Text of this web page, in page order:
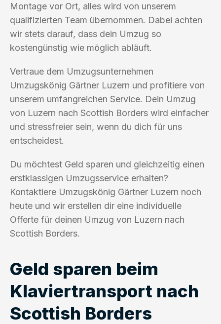
Montage vor Ort, alles wird von unserem
qualifizierten Team übernommen. Dabei achten
wir stets darauf, dass dein Umzug so
kostengünstig wie möglich abläuft.
Vertraue dem Umzugsunternehmen
Umzugskönig Gärtner Luzern und profitiere von
unserem umfangreichen Service. Dein Umzug
von Luzern nach Scottish Borders wird einfacher
und stressfreier sein, wenn du dich für uns
entscheidest.
Du möchtest Geld sparen und gleichzeitig einen
erstklassigen Umzugsservice erhalten?
Kontaktiere Umzugskönig Gärtner Luzern noch
heute und wir erstellen dir eine individuelle
Offerte für deinen Umzug von Luzern nach
Scottish Borders.
Geld sparen beim
Klaviertransport nach
Scottish Borders